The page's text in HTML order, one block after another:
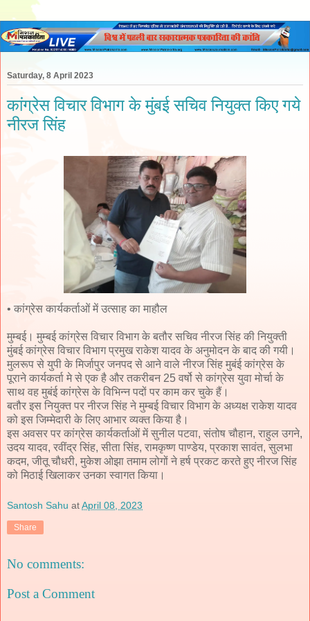
Saturday, 8 April 2023
कांग्रेस विचार विभाग के मुंबई सचिव नियुक्त किए गये
नीरज सिंह
• कांग्रेस कार्यकर्ताओं में उत्साह का माहौल
मुम्बई। मुम्बई कांग्रेस विचार विभाग के बतौर सचिव नीरज सिंह की नियुक्ती
मुंबई कांग्रेस विचार विभाग प्रमुख राकेश यादव के अनुमोदन के बाद की गयी।
मुलरूप से युपी के मिर्जापुर जनपद से आने वाले नीरज सिंह मुबंई कांग्रेस के
पूराने कार्यकर्ता मे से एक है और तकरीबन 25 वर्षो से कांग्रेस युवा मोर्चा के
साथ वह मुबंई कांग्रेस के विभिन्न पदों पर काम कर चुके हैं।
बतौर इस नियुक्त पर नीरज सिंह ने मुम्बई विचार विभाग के अध्यक्ष राकेश यादव
को इस जिम्मेदारी के लिए आभार व्यक्त किया है।
इस अवसर पर कांग्रेस कार्यकर्ताओं में सुनील पटवा, संतोष चौहान, राहुल उगने,
उदय यादव, रवींद्र सिंह, सीता सिंह, रामकृष्ण पाण्डेय, प्रकाश सावंत, सुलभा
कदम, जीतू चौधरी, मुकेश ओझा तमाम लोगों ने हर्ष प्रकट करते हुए नीरज सिंह
को मिठाई खिलाकर उनका स्वागत किया।
Santosh Sahu atApril 08, 2023
Share
No comments:
Post a Comment